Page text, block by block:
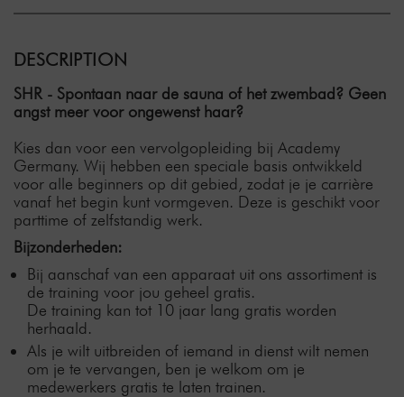
DESCRIPTION
SHR - Spontaan naar de sauna of het zwembad? Geen
angst meer voor ongewenst haar?
Kies dan voor een vervolgopleiding bij Academy
Germany. Wij hebben een speciale basis ontwikkeld
voor alle beginners op dit gebied, zodat je je carrière
vanaf het begin kunt vormgeven. Deze is geschikt voor
parttime of zelfstandig werk.
Bijzonderheden:
Bij aanschaf van een apparaat uit ons assortiment is
de training voor jou geheel gratis.
De training kan tot 10 jaar lang gratis worden
herhaald.
Als je wilt uitbreiden of iemand in dienst wilt nemen
om je te vervangen, ben je welkom om je
medewerkers gratis te laten trainen.